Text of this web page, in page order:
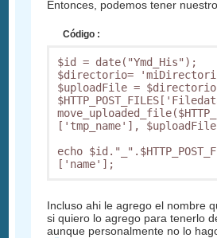
Entonces, podemos tener
Código :
$id = date("Ymd_His");
$directorio=
$uploadFile =
['tmp_name'],
echo
['name'];
Incluso ahi le agrego el nombre
si quiero lo agrego para tenerlo
aunque personalmente no lo